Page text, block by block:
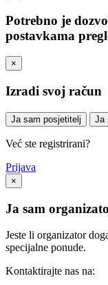
Potrebno je
postavkama
×
Izradi svoj račun
Ja sam posjetitelj Ja
Već ste registrirani?
Prijava
×
Ja sam
Jeste li organizator
specijalne ponude.
Kontaktirajte nas na: